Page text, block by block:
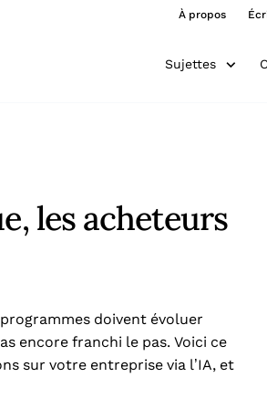
À propos
Sujettes
les acheteurs
doivent évoluer
encore franchi le pas. Voici ce
sur votre entreprise via l’IA, et